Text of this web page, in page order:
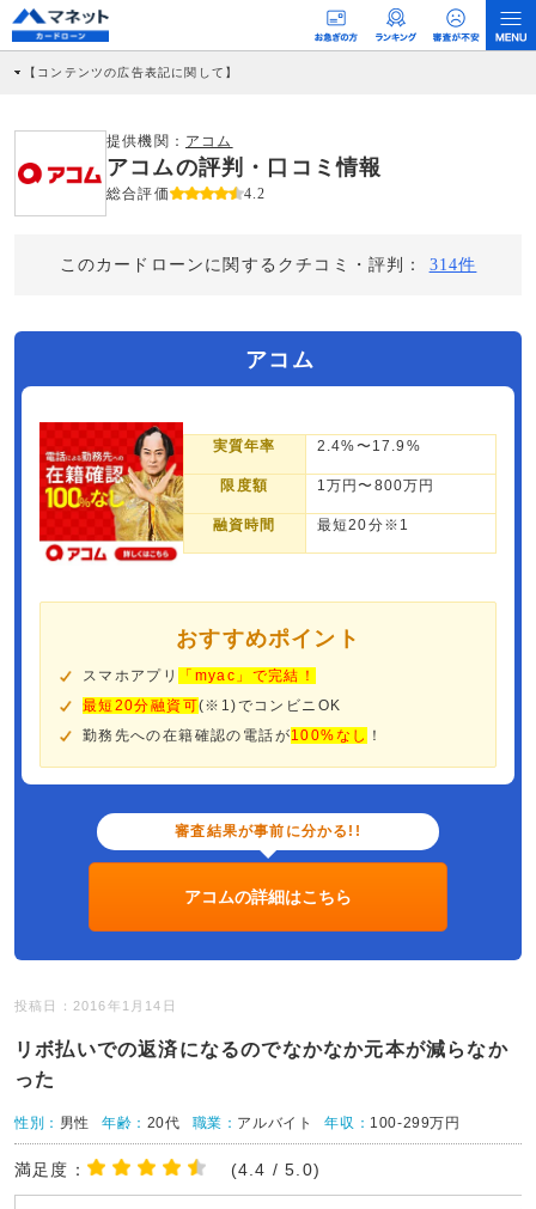
【コンテンツの広告表記に関して】
社に対して企業から紹介報酬が支払われるという収益モデルです。 ただし、特定の
商品を根拠なくPRするものではなく、当編集部の調査／ユーザーへの口コミ収集な
どに基づき、公平性を担保した情報提供を行っています。
>提携企業一覧
提供機関： アコム
アコムの評判・口コミ情報
総合評価 4.2
このカードローンに関するクチコミ・評判： 314件
アコム
実質年率 2.4%〜17.9%
限度額 1万円〜800万円
融資時間 最短20分※1
おすすめポイント
スマホアプリ
「myac」で完結！
最短20分融資可(※1)でコンビニOK
勤務先への在籍確認の電話が100%なし ！
審査結果が事前に分かる!!
アコムの詳細はこちら
投稿日：2016年1月14日
リボ払いでの返済になるのでなかなか元本が減らなか
った
性別： 男性 年齢： 20代 職業： アルバイト 年収： 100-299万円
満足度： (4.4 / 5.0)